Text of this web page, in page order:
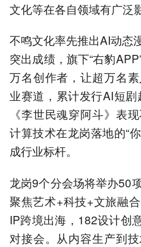
文化等在各自领域有广泛
不鸣文化率先推出AI动态
突出成绩，旗下“右豹
万名创作者，让超万名
业赛道，累计发行AI短
《李世民魂穿阿斗》表
计算技术在龙岗落地的“
成行业标杆。
龙岗9个分会场将举办50
聚焦艺术+科技+文旅融
IP跨境出海，182设计创
对接会。从内容生产到